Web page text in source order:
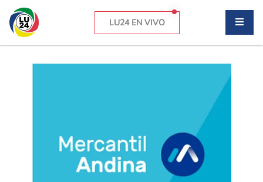
LU24 EN VIVO